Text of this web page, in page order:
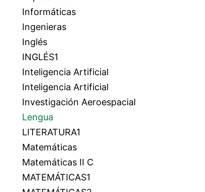
Informáticas
Ingenieras
Inglés
INGLÉS1
Inteligencia Artificial
Inteligencia Artificial
Investigación Aeroespacial
Lengua
LITERATURA1
Matemáticas
Matemáticas II C
MATEMÁTICAS1